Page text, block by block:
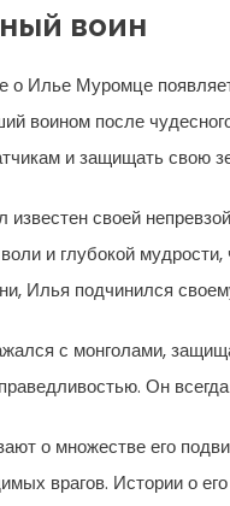
воин
о Илье Муромце
воином после
и защищать свою
своей
и глубокой
Илья подчинился
с монголами,
Он
о множестве его
врагов. Истории о